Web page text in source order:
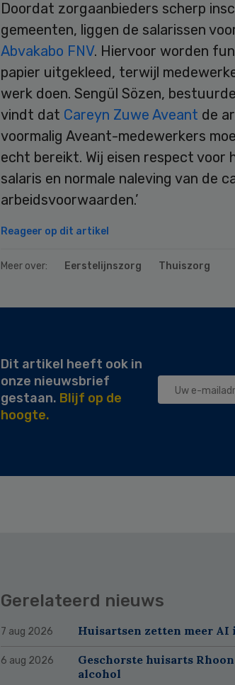
Doordat zorgaanbieders scherp
gemeenten, liggen de salarissen
Abvakabo FNV. Hiervoor worden
papier uitgekleed, terwijl
werk doen. Sengül Sözen,
vindt dat Careyn Zuwe Aveant de
voormalig Aveant-medewerkers
echt bereikt. Wij eisen respect voor
salaris en normale naleving van de
arbeidsvoorwaarden.’
Reageer op dit artikel
Meer over: Eerstelijnszorg Thuiszorg
Dit artikel heeft ook in
onze nieuwsbrief
gestaan. Blijf op de
hoogte.
Gerelateerd nieuws
7 aug 2026 Huisartsen zetten meer
6 aug 2026
Geschorste huisarts
alcohol